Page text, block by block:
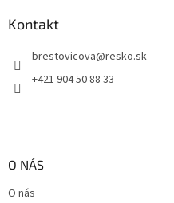
Kontakt
brestovicova@resko.sk
+421 904 50 88 33
O NÁS
O nás